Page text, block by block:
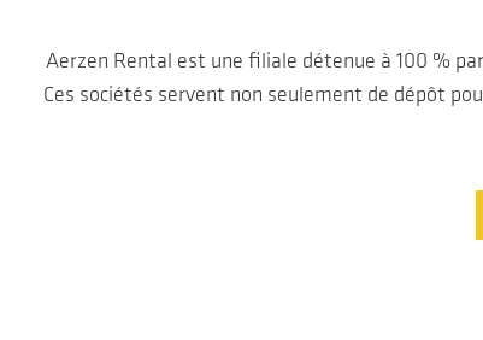
Aerzen Rental est une filiale détenue à 100 %
Ces sociétés servent non seulement de dépôt